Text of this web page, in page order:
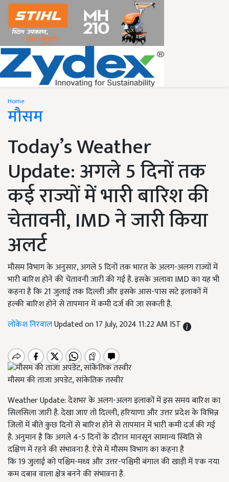
Home
मौसम
Today’s Weather
Update: अगले 5 दिनों तक
कई राज्यों में भारी बारिश की
चेतावनी, IMD ने जारी किया
अलर्ट
मौसम विभाग के अनुसार, अगले 5 दिनों तक भारत के अलग-अलग राज्यों में
भारी बारिश होने की चेतावनी जारी की गई है. इसके अलावा IMD का यह भी
कहना है कि 21 जुलाई तक दिल्ली और इसके आस-पास सटे इलाकों में
हल्की बारिश होने से तापमान में कमी दर्ज की जा सकती है.
लोकेश निरवालUpdated on 17 July, 2024 11:22 AM IST
मौसम की ताजा अपडेट, सांकेतिक तस्वीर
Weather Update: देशभर के अलग-अलग इलाकों में इस समय बारिश का
सिलसिला जारी है. देखा जाए तो दिल्ली, हरियाणा और उत्तर प्रदेश के विभिन्न
जिलों में बीते कुछ दिनों से बारिश होने से तापमान में भारी कमी दर्ज की गई
है. अनुमान है कि अगले 4-5 दिनों के दौरान मानसून सामान्य स्थिति से
दक्षिण में रहने की संभावना है. ऐसे में मौसम विभाग का कहना है
कि 19 जुलाई को पश्चिम-मध्य और उत्तर-पश्चिमी बंगाल की खाड़ी में एक नया
कम दबाव वाला क्षेत्र बनने की संभावना है.